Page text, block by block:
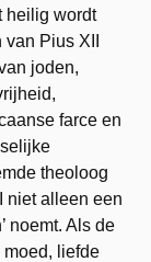
heilig wordt
Pius XII
joden,
farce en
theoloog
niet alleen een
noemt. Als de
liefde